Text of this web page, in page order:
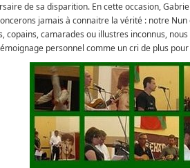
de sa disparition. En cette occasion,
jamais à connaitre la vérité : notre
copains, camarades ou illustres inconnus,
personnel comme un cri de plus